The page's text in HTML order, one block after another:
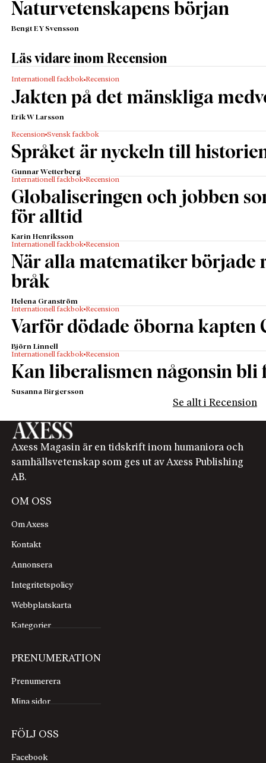
Naturvetenskapens början
Bengt E Y Svensson
Läs vidare inom Recension
Internationell fackbok Recension
Jakten på det mänskliga
Erik W Larsson
Recension Svensk fackbok
Språket är nyckeln till
Gunnar Wetterberg
Internationell fackbok Recension
Globaliseringen och jobben
för alltid
Karin Henriksson
Internationell fackbok Recension
När alla matematiker började
bråk
Helena Granström
Internationell fackbok Recension
Varför dödade öborna kapten
Björn Linnell
Internationell fackbok Recension
Kan liberalismen någonsin bli
Susanna Birgersson
Se allt i Recension
Axess Magasin är en tidskrift inom humaniora och
samhällsvetenskap som ges ut av Axess Publishing
AB.
OM OSS
Om Axess
Kontakt
Annonsera
Integritetspolicy
Webbplatskarta
Kategorier
PRENUMERATION
Prenumerera
Mina sidor
FÖLJ OSS
Facebook